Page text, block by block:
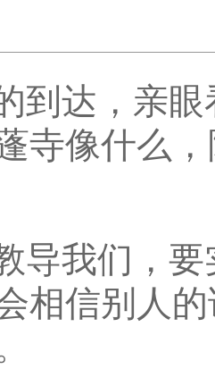
到达，亲
寺像什么
导我们，
相信别人